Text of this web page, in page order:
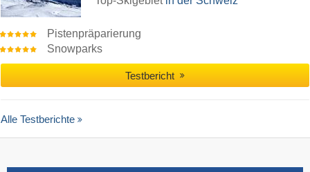
Pistenpräparierung
Snowparks
Testbericht
Alle Testberichte